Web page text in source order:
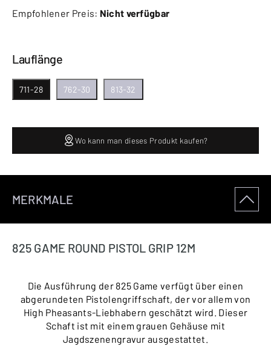
Empfohlener Preis: Nicht verfügbar
Lauflänge
711-28 762-30 813-32
Wo kann man dieses Produkt kaufen?
MERKMALE
825 GAME ROUND PISTOL GRIP 12M
Die Ausführung der 825 Game verfügt über einen
abgerundeten Pistolengriffschaft, der vor allem von
High Pheasants-Liebhabern geschätzt wird. Dieser
Schaft ist mit einem grauen Gehäuse mit
Jagdszenengravur ausgestattet.